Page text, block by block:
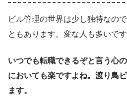
ビル管理の世界は少し独特なの
ともあります。変な人も多いです
いつでも転職できるぞと言う心
においても楽ですよね。渡り鳥
ます。